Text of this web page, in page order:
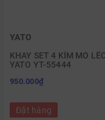
YATO
KHAY SET 4 KÌM MỎ
YATO YT-55444
950.000₫
Đặt hàng